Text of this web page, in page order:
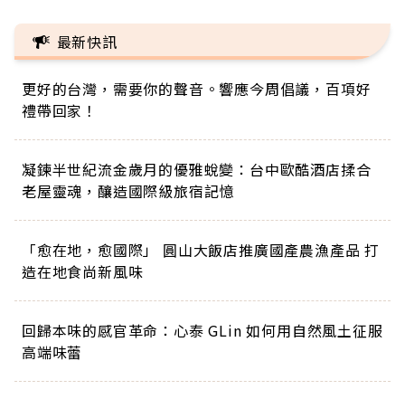
最新快訊
更好的台灣，需要你的聲音。響應今周倡議，百項好
禮帶回家！
凝鍊半世紀流金歲月的優雅蛻變：台中歐酷酒店揉合
老屋靈魂，釀造國際級旅宿記憶
「愈在地，愈國際」 圓山大飯店推廣國產農漁產品 打
造在地食尚新風味
回歸本味的感官革命：心泰 GLin 如何用自然風土征服
高端味蕾